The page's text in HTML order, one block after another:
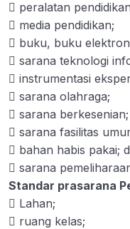
Standar kompetensi
Standar Isi
Standar Proses
Standar Penilaian
Standar Dosen dan
Kependidikan
Standar Sarana
Pembelajaran
 peralatan
 media pendidikan;
 buku, buku
 sarana teknologi
 instrumentasi
 sarana olahraga;
 sarana berkesenian;
 sarana fasilitas
 bahan habis pakai;
 sarana
Standar prasarana
 Lahan;
 ruang kelas;